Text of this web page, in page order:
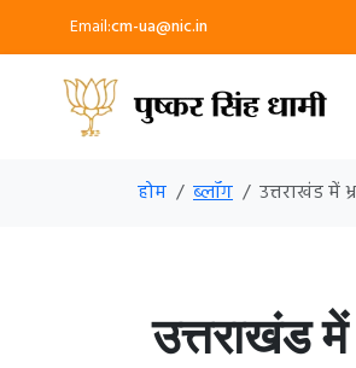
Email:cm-ua@nic.in
होम ब्लॉग उत्तराखंड में
उत्तराखंड